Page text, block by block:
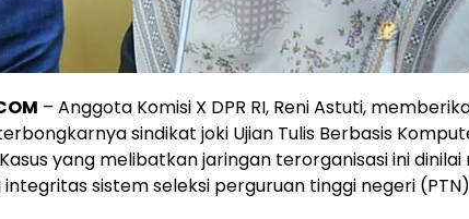
– Anggota Komisi X DPR RI, Reni Astuti,
sindikat joki Ujian Tulis Berbasis
yang melibatkan jaringan terorganisasi ini
sistem seleksi perguruan tinggi negeri